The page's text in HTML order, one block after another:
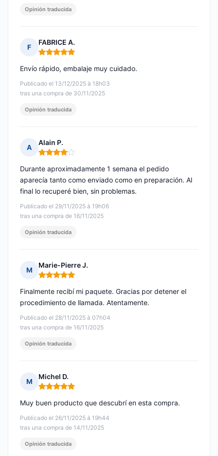
Opinión traducida
F
FABRICE A.
Nota: 5 de 5
Publicado el 13/12/2025 à 18h03
tras una compra de 30/11/2025
Envío rápido, embalaje muy cuidado.
Opinión traducida
A
Alain P.
Nota: 4 de 5
Publicado el 29/11/2025 à 19h06
tras una compra de 16/11/2025
Durante aproximadamente 1 semana el pedido
aparecía tanto como enviado como en preparación. Al
final lo recuperé bien, sin problemas.
Opinión traducida
M
Marie-Pierre J.
Nota: 5 de 5
Publicado el 28/11/2025 à 07h04
tras una compra de 16/11/2025
Finalmente recibí mi paquete. Gracias por detener el
procedimiento de llamada. Atentamente.
Opinión traducida
M
Michel D.
Nota: 5 de 5
Publicado el 26/11/2025 à 19h44
tras una compra de 14/11/2025
Muy buen producto que descubrí en esta compra.
Opinión traducida